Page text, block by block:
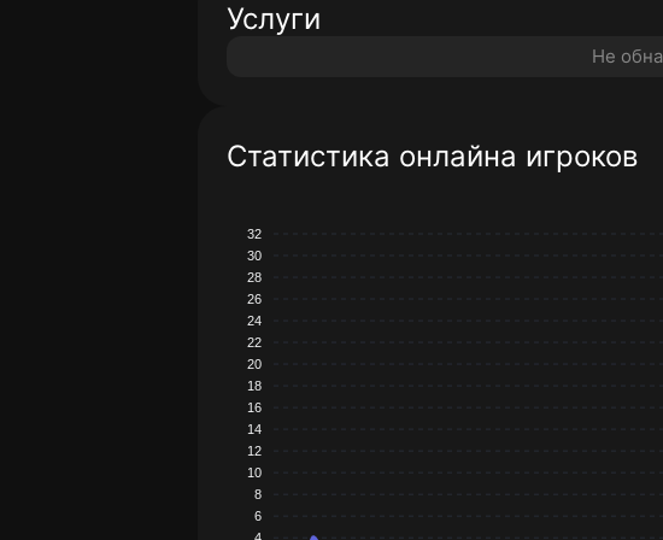
Услуги
Не
Статистика онлайна игроков
32
30
28
26
24
22
20
18
16
14
12
10
8
6